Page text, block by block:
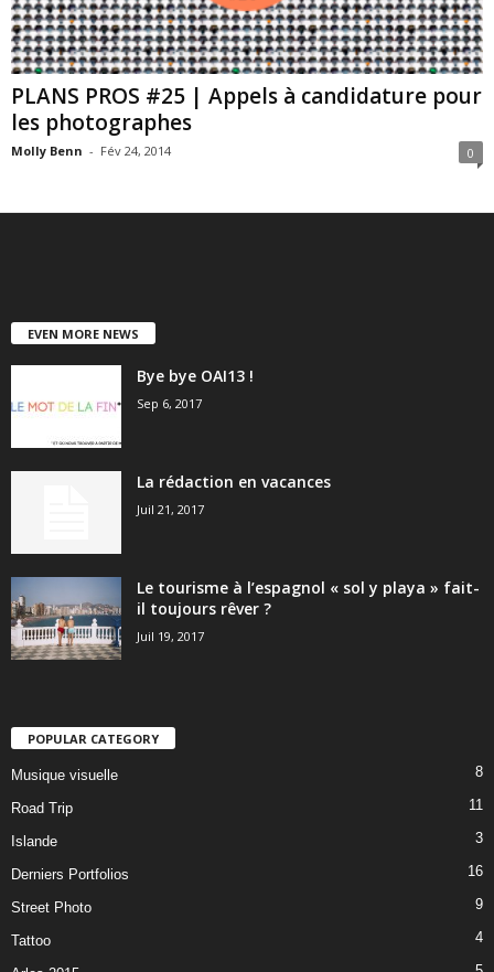
PLANS PROS #25 | Appels à candidature pour
les photographes
Molly Benn - Fév 24, 2014 0
EVEN MORE NEWS
Bye bye OAI13 !
Sep 6, 2017
La rédaction en vacances
Juil 21, 2017
Le tourisme à l’espagnol « sol y playa » fait-
il toujours rêver ?
Juil 19, 2017
POPULAR CATEGORY
Musique visuelle 8
Road Trip 11
Islande 3
Derniers Portfolios 16
Street Photo 9
Tattoo 4